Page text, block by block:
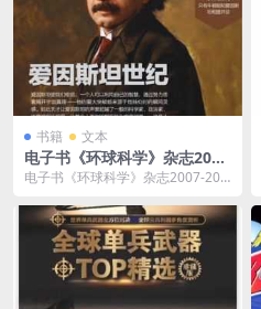
书籍 文本
电子书《环球科学》杂志2007
-2015年PDF电子版阿里云网
电子书《环球科学》杂志2007-201
DF电子...